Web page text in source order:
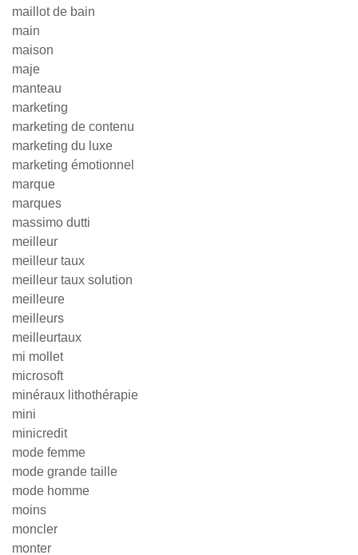
maillot de bain
main
maison
maje
manteau
marketing
marketing de contenu
marketing du luxe
marketing émotionnel
marque
marques
massimo dutti
meilleur
meilleur taux
meilleur taux solution
meilleure
meilleurs
meilleurtaux
mi mollet
microsoft
minéraux lithothérapie
mini
minicredit
mode femme
mode grande taille
mode homme
moins
moncler
monter